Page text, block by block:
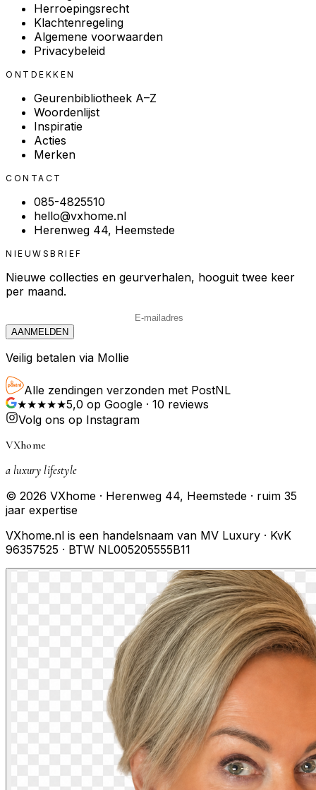
Herroepingsrecht
Klachtenregeling
Algemene voorwaarden
Privacybeleid
ONTDEKKEN
Geurenbibliotheek A–Z
Woordenlijst
Inspiratie
Acties
Merken
CONTACT
085-4825510
hello@vxhome.nl
Herenweg 44, Heemstede
NIEUWSBRIEF
Nieuwe collecties en geurverhalen, hooguit twee keer
per maand.
AANMELDEN
Veilig betalen via Mollie
Alle zendingen verzonden met PostNL
★★★★★5,0 op Google · 10 reviews
Volg ons op Instagram
VXhome
a luxury lifestyle
© 2026 VXhome · Herenweg 44, Heemstede · ruim 35
jaar expertise
VXhome.nl is een handelsnaam van MV Luxury · KvK
96357525 · BTW NL005205555B11